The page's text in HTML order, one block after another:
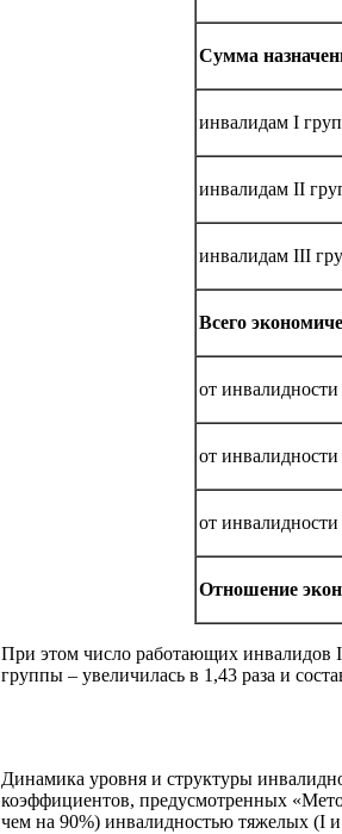
Сумма
инвалидам I
инвалидам II
инвалидам III
Всего
от
от
от
Отношение
При этом число работающих инвалидов I
группы – увеличилась в 1,43 раза и
Динамика уровня и структуры
коэффициентов, предусмотренных
чем на 90%) инвалидностью тяжелых (I